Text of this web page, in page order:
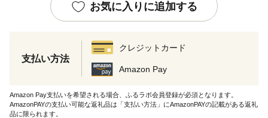
お気に入りに追加する
支払い方法
クレジットカード
Amazon Pay
Amazon Pay支払いを希望される場合、ふるラボ会員登録が必須となります。
AmazonPAYの支払い可能な返礼品は「支払い方法」にAmazonPAYの記載がある返礼
品に限られます。